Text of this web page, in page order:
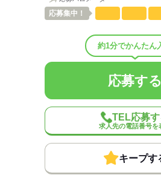
応募す
応募集中！
約1分でかんたん
応募する
TEL応募す
求人先の電話番号を
キープす